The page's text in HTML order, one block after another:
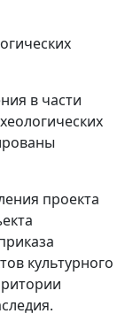
в части
проекта
культурного